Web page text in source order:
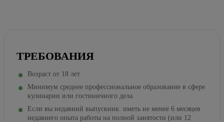
ТРЕБОВАНИЯ
Возраст от 18 лет
Минимум среднее профессиональное образование в сфере
кулинарии или гостиничного дела.
Если вы недавний выпускник: иметь не менее 6 месяцев
недавнего опыта работы на полной занятости (или 12